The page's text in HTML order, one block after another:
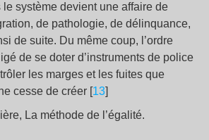
le système devient une affaire de
de pathologie, de délinquance,
de suite. Du même coup, l’ordre
de se doter d’instruments de police
les marges et les fuites que
cesse de créer [13]
La méthode de l’égalité.